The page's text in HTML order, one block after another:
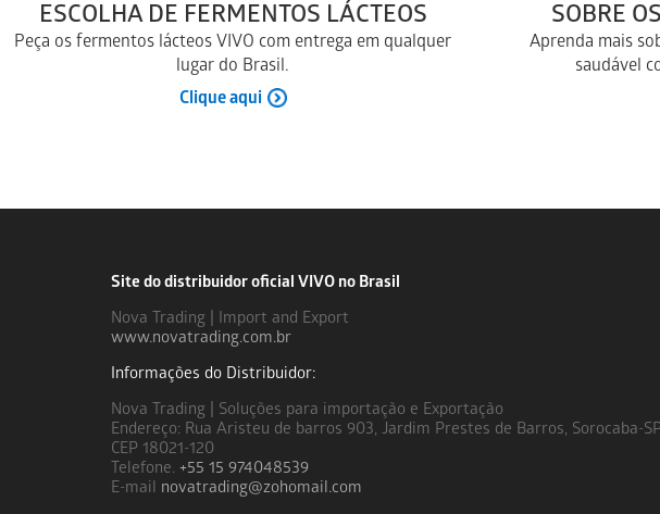
ESCOLHA DE FERMENTOS LÁCTEOS
Peça os fermentos lácteos VIVO com entrega em qualquer
lugar do Brasil.
Clique aqui
SOBRE
Aprenda mais
saudável
Site do distribuidor oficial VIVO no Brasil
Nova Trading | Import and Export
www.novatrading.com.br
Informações do Distribuidor:
Nova Trading | Soluções para importação e Exportação
Endereço: Rua Aristeu de barros 903, Jardim Prestes de Barros, Sorocaba-SP
CEP 18021-120
Telefone. +55 15 974048539
E-mail novatrading@zohomail.com